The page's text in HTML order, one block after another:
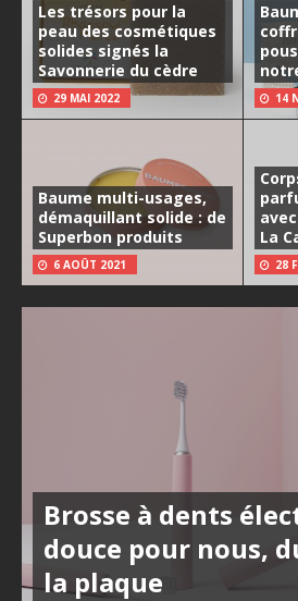
Les trésors pour la
peau des cosmétiques
solides signés la
Savonnerie du cèdre
29 MAI 2022 14
Baume multi-usages,
démaquillant solide : de
Superbon produits
6 AOÛT 2021
La
28
Brosse à dents
douce pour nous,
la plaque